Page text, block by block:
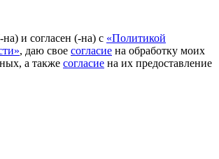
и согласен (-на) с «Политикой
, даю свое согласие на обработку моих
а также согласие на их предоставление